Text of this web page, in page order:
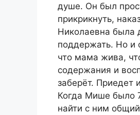
душе. Он был
прикрикнуть,
Николаевна была
поддержать. Но и
что мама жива,
содержания и
заберёт. Приедет
Когда Мише было
найти с ним